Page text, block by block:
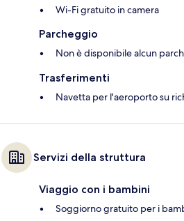
Wi-Fi gratuito in camera
Parcheggio
Non è disponibile alcun
Trasferimenti
Navetta per l'aeroporto su
Servizi della struttura
Viaggio con i bambini
Soggiorno gratuito per i